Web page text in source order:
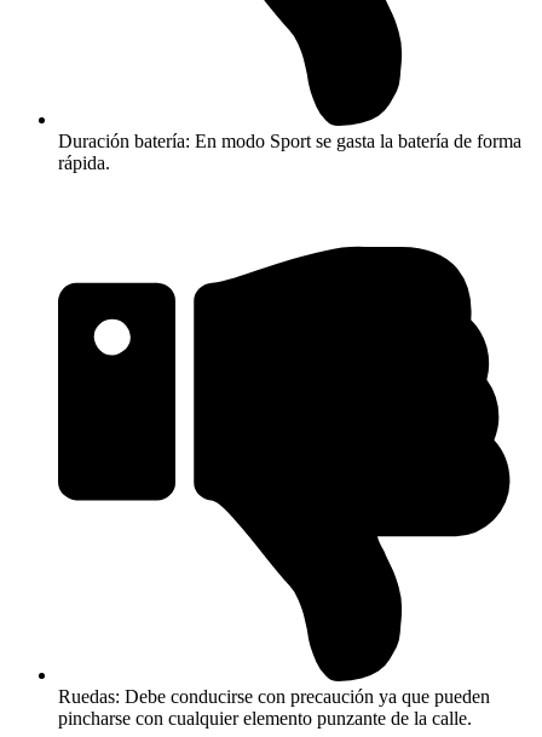
Duración batería: En modo Sport se gasta la batería de forma
rápida.
Ruedas: Debe conducirse con precaución ya que pueden
pincharse con cualquier elemento punzante de la calle.